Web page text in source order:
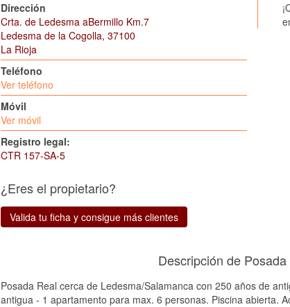
Dirección
Crta. de Ledesma aBermillo Km.7
Ledesma de la Cogolla, 37100
La Rioja
Teléfono
Ver teléfono
Móvil
Ver móvil
Registro legal:
CTR 157-SA-5
¿Eres el propietario?
Valida tu ficha y consigue más clientes
Descripción de
Posada Real cerca de Ledesma/Salamanca con 250 años de
antigua - 1 apartamento para max. 6 personas. Piscina abierta.